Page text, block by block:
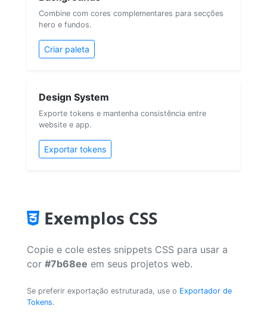
Combine com cores complementares para secções
hero e fundos.
Criar paleta
Design System
Exporte tokens e mantenha consistência entre
website e app.
Exportar tokens
Exemplos CSS
Copie e cole estes snippets CSS para usar a
cor #7b68ee em seus projetos web.
Se preferir exportação estruturada, use o Exportador de
Tokens.